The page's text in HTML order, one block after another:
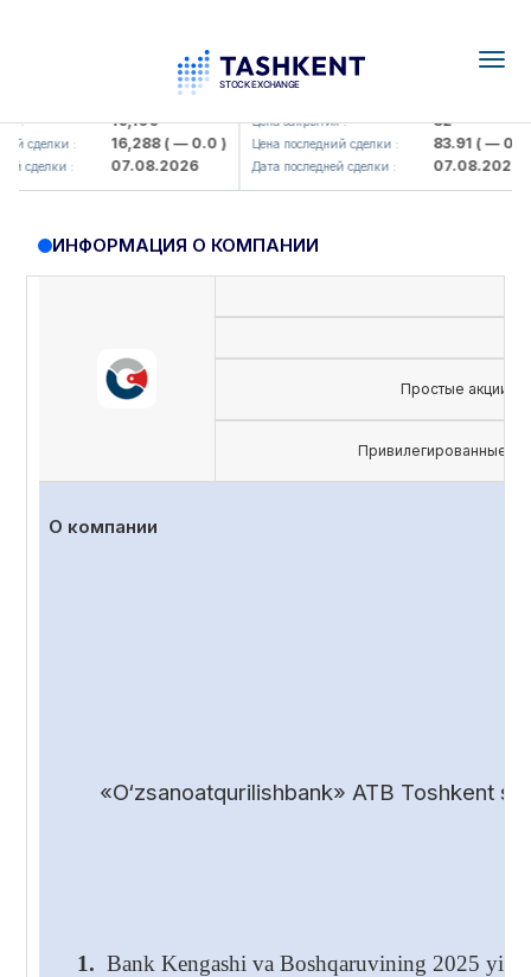
16,100
сделки : 16,288( — 0.0 )
сделки : 07.08.2026
KFSK (<Kafolat sug'urta
Цена закрытия : 82
Цена последний сделки : 83.91( — 0.0 )
Дата последней сделки : 07.08.2026
ИНФОРМАЦИЯ О КОМПАНИИ
Простые акции
Привилегированные
О компании
«O‘zsanoatqurilishbank» ATB Toshkent
1. Bank Kengashi va Boshqaruvining 2025 yil